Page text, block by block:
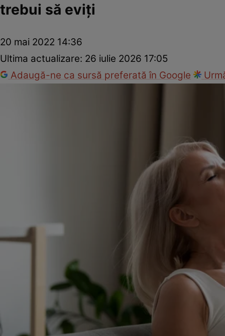
trebui să eviți
20 mai 2022 14:36
Ultima actualizare: 26 iulie 2026 17:05
Adaugă-ne ca sursă preferată în Google